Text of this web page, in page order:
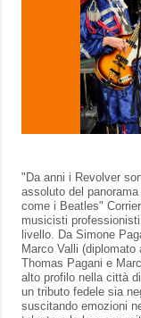
"Da anni i Revolver
assoluto del
come i Beatles"
musicisti
livello. Da Simone
Marco Valli
Thomas Pagani e
alto profilo nella città
un tributo fedele sia
suscitando emozioni